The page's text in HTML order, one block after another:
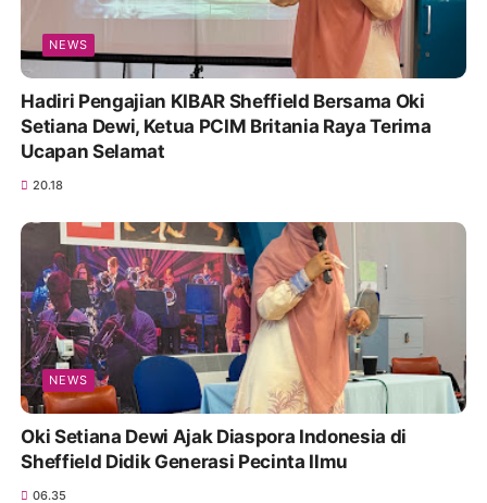
NEWS
Hadiri Pengajian KIBAR Sheffield Bersama Oki
Setiana Dewi, Ketua PCIM Britania Raya Terima
Ucapan Selamat
20.18
NEWS
Oki Setiana Dewi Ajak Diaspora Indonesia di
Sheffield Didik Generasi Pecinta Ilmu
06.35